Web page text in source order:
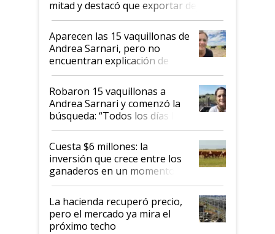
mitad y destacó que exportar dejó de
ser "para unos pocos": "Tenemos un
mandato muy claro del gobierno
nacional"
Aparecen las 15 vaquillonas de
Andrea Sarnari, pero no
encuentran explicación de
cómo llegaron allí
Robaron 15 vaquillonas a
Andrea Sarnari y comenzó la
búsqueda: “Todos los días le
toca a algún productor”
Cuesta $6 millones: la
inversión que crece entre los
ganaderos en un momento
histórico para la actividad
La hacienda recuperó precio,
pero el mercado ya mira el
próximo techo